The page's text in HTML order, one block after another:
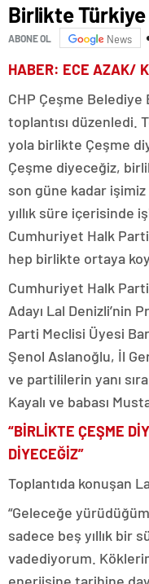
Birlikte Türkiye
ABONE OL News
HABER: ECE AZAK/
CHP Çeşme Belediye
toplantısı düzenledi.
yola birlikte Çeşme
Çeşme diyeceğiz,
son güne kadar
yıllık süre içerisinde
Cumhuriyet Halk
hep birlikte ortaya
Cumhuriyet Halk
Adayı Lal Denizli’nin
Parti Meclisi Üyesi
Şenol Aslanoğlu, İl
ve partililerin yanı
Kayalı ve babası
“BİRLİKTE ÇEŞME
DİYECEĞİZ”
Toplantıda konuşan
“Geleceğe
sadece beş yıllık bir
vadediyorum.